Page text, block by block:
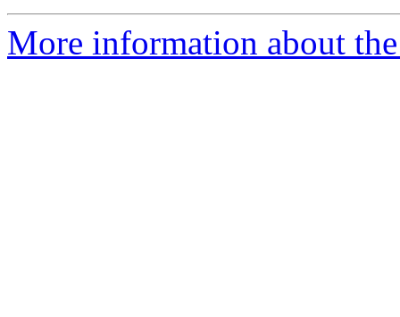
More information about